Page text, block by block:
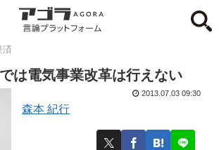
済
は電気事業改革は行えない
森本 紀行
2013.07.03 09:30